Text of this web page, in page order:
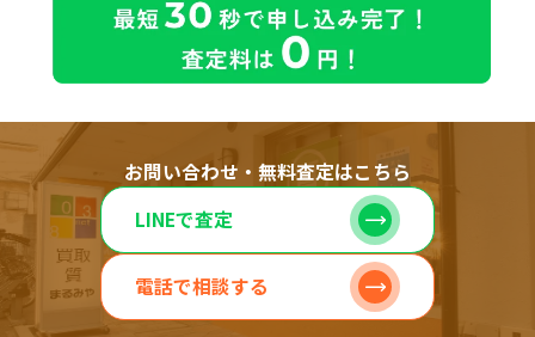
お問い合わせ・無料査定はこちら
LINEで査定
電話で相談する